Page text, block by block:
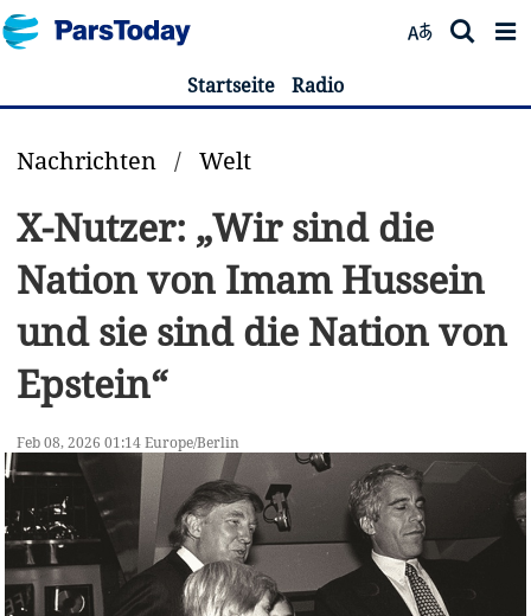
Startseite Radio
Nachrichten / Welt
X-Nutzer: „Wir sind die
Nation von Imam Hussein
und sie sind die Nation von
Epstein“
Feb 08, 2026 01:14 Europe/Berlin